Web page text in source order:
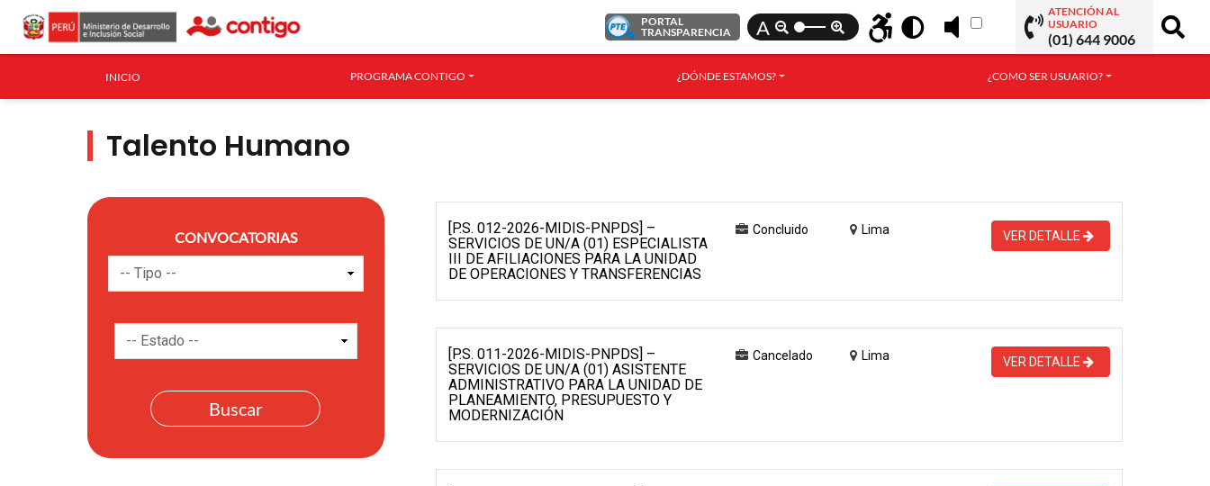
PORTAL
TRANSPARENCIA
A
ATENCIÓN AL
USUARIO
(01) 644 9006
INICIO PROGRAMA CONTIGO ¿DÓNDE ESTAMOS? ¿COMO SER USUARIO?
Talento Humano
CONVOCATORIAS
[P.S. 012-2026-MIDIS-PNPDS] –
SERVICIOS DE UN/A (01) ESPECIALISTA
III DE AFILIACIONES PARA LA UNIDAD
DE OPERACIONES Y TRANSFERENCIAS
Concluido Lima VER DETALLE
[P.S. 011-2026-MIDIS-PNPDS] –
SERVICIOS DE UN/A (01) ASISTENTE
ADMINISTRATIVO PARA LA UNIDAD DE
PLANEAMIENTO, PRESUPUESTO Y
MODERNIZACIÓN
Cancelado Lima VER DETALLE